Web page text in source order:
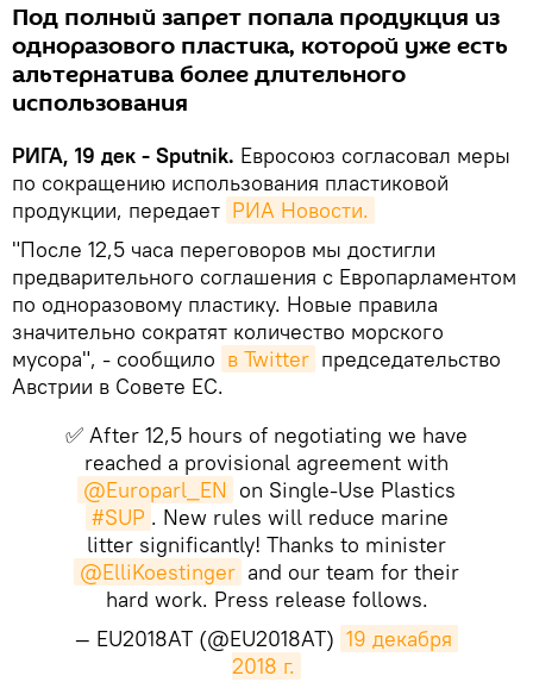
Под полный запрет попала продукция из
одноразового пластика, которой уже есть
альтернатива более длительного
использования
РИГА, 19 дек - Sputnik. Евросоюз согласовал меры
по сокращению использования пластиковой
продукции, передает РИА Новости.
"После 12,5 часа переговоров мы достигли
предварительного соглашения с Европарламентом
по одноразовому пластику. Новые правила
значительно сократят количество морского
мусора", - сообщило в Twitter председательство
Австрии в Совете ЕС.
✅ After 12,5 hours of negotiating we have
reached a provisional agreement with
@Europarl_EN on Single-Use Plastics
#SUP . New rules will reduce marine
litter significantly! Thanks to minister
@ElliKoestinger and our team for their
hard work. Press release follows.
— EU2018AT (@EU2018AT) 19 декабря
2018 г.